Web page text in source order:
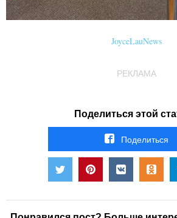
JoyceLauNews
РЕКЛАМА
Поделиться этой
Поделиться